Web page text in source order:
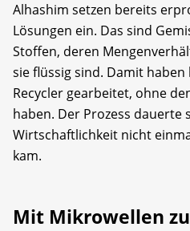
Alhashim setzen bereits
Lösungen ein. Das sind
Stoffen, deren
sie flüssig sind. Damit
Recycler gearbeitet, ohne
haben. Der Prozess dauerte
Wirtschaftlichkeit nicht
kam.
Mit Mikrowellen